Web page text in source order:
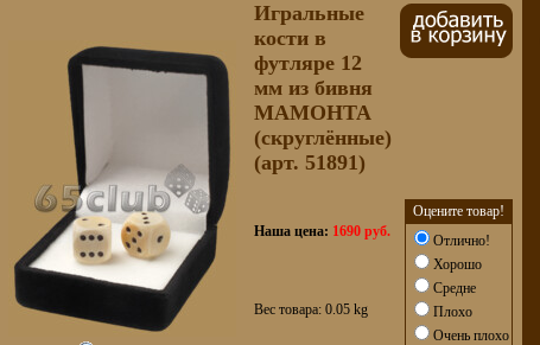
Игральные
кости в
футляре 12
мм из бивня
МАМОНТА
(скруглённые)
(арт. 51891)
Наша цена: 1690 руб.
Оцените товар!
Отлично!
Хорошо
Средне
Плохо
Очень плохо
Вес товара: 0.05 kg